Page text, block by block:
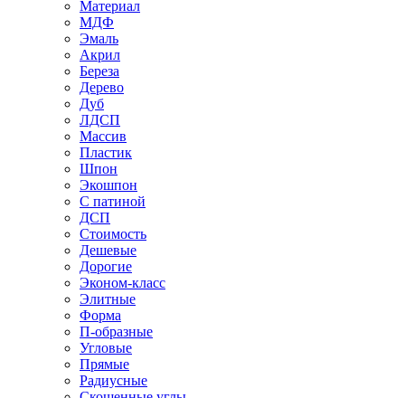
Материал
МДФ
Эмаль
Акрил
Береза
Дерево
Дуб
ЛДСП
Массив
Пластик
Шпон
Экошпон
С патиной
ДСП
Стоимость
Дешевые
Дорогие
Эконом-класс
Элитные
Форма
П-образные
Угловые
Прямые
Радиусные